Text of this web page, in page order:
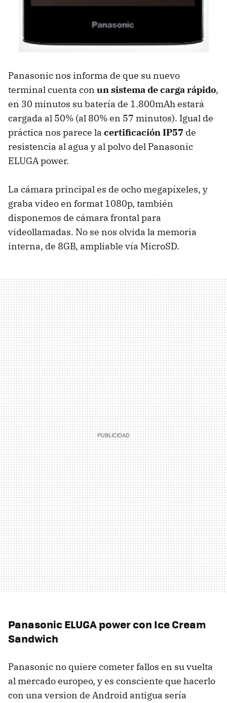
Panasonic nos informa de que su nuevo
terminal cuenta con un sistema de carga rápido,
en 30 minutos su batería de 1.800mAh estará
cargada al 50% (al 80% en 57 minutos). Igual de
práctica nos parece la certificación IP57 de
resistencia al agua y al polvo del Panasonic
ELUGApower.
La cámara principal es de ocho megapíxeles, y
graba video en format 1080p, también
disponemos de cámara frontal para
videollamadas. No se nos olvida la memoria
interna, de 8GB, ampliable vía MicroSD.
PanasonicELUGApower con Ice Cream
Sandwich
Panasonic no quiere cometer fallos en su vuelta
al mercado europeo, y es consciente que hacerlo
con una version de Android antigua sería